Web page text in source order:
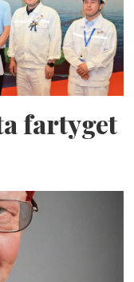
fartyget